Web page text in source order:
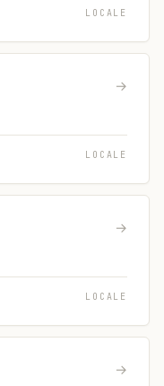
LOCALE
→
LOCALE
→
LOCALE
→